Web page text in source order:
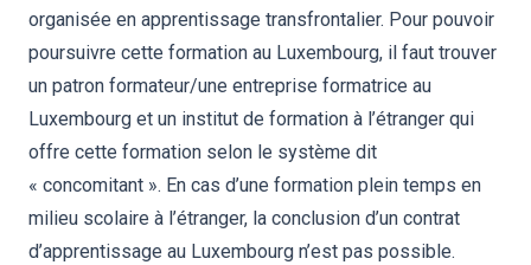
organisée en apprentissage transfrontalier. Pour pouvoir
poursuivre cette formation au Luxembourg, il faut trouver
un patron formateur/une entreprise formatrice au
Luxembourg et un institut de formation à l’étranger qui
offre cette formation selon le système dit
« concomitant ». En cas d’une formation plein temps en
milieu scolaire à l’étranger, la conclusion d’un contrat
d’apprentissage au Luxembourg n’est pas possible.